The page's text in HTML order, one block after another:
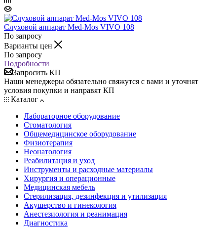
Слуховой аппарат Med-Mos VIVO 108
По запросу
Варианты цен
По запросу
Подробности
Запросить КП
Наши менеджеры обязательно свяжутся с вами и уточнят
условия покупки и направят КП
Каталог
Лабораторное оборудование
Стоматология
Общемедицинское оборудование
Физиотерапия
Неонатология
Реабилитация и уход
Инструменты и расходные материалы
Хирургия и операционные
Медицинская мебель
Стерилизация, дезинфекция и утилизация
Акушерство и гинекология
Анестезиология и реанимация
Диагностика